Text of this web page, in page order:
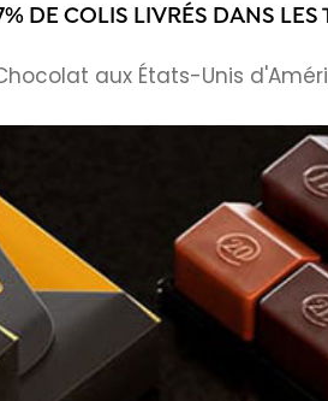
DE COLIS LIVRÉS DANS LES
aux États-Unis